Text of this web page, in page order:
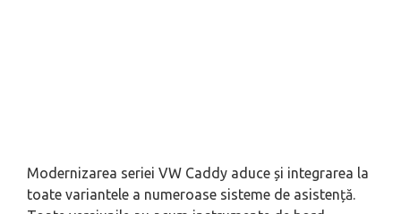
Modernizarea seriei VW Caddy aduce și integrarea la
toate variantele a numeroase sisteme de asistență.